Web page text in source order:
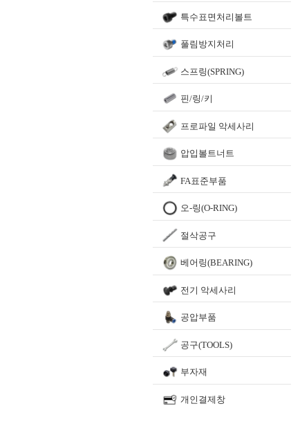
특수표면처리볼트
풀림방지처리
스프링(SPRING)
핀/링/키
프로파일 악세사리
압입볼트너트
FA표준부품
오-링(O-RING)
절삭공구
베어링(BEARING)
전기 악세사리
공압부품
공구(TOOLS)
부자재
개인결제창